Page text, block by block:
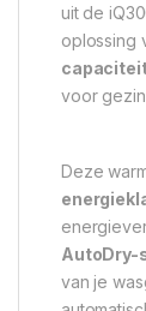
uit de
oplossing
voor
Deze
AutoDry-
van je